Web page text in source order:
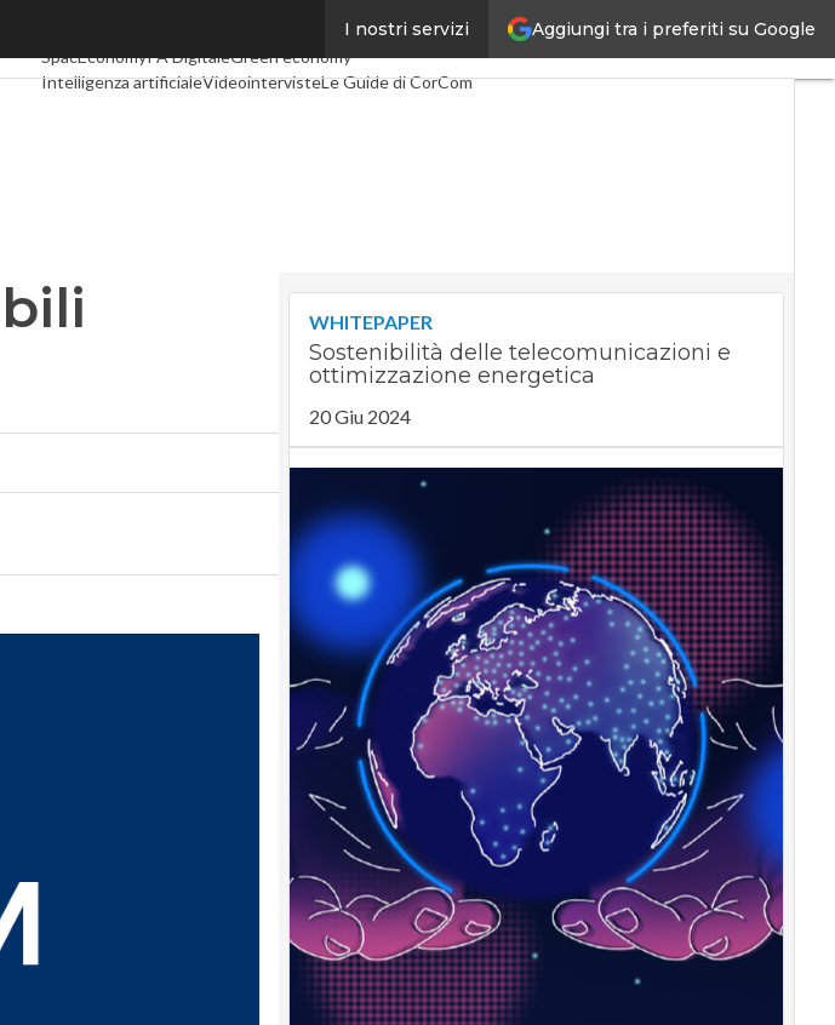
Aggiungi tra i preferiti su Google
I nostri servizi
Industria 4.0
SpacEconomyPA DigitaleGreen economy
Intelligenza artificialeVideointervisteLe Guide di CorCom
WHITEPAPER
Sostenibilità delle telecomunicazioni e
ottimizzazione energetica
20 Giu 2024